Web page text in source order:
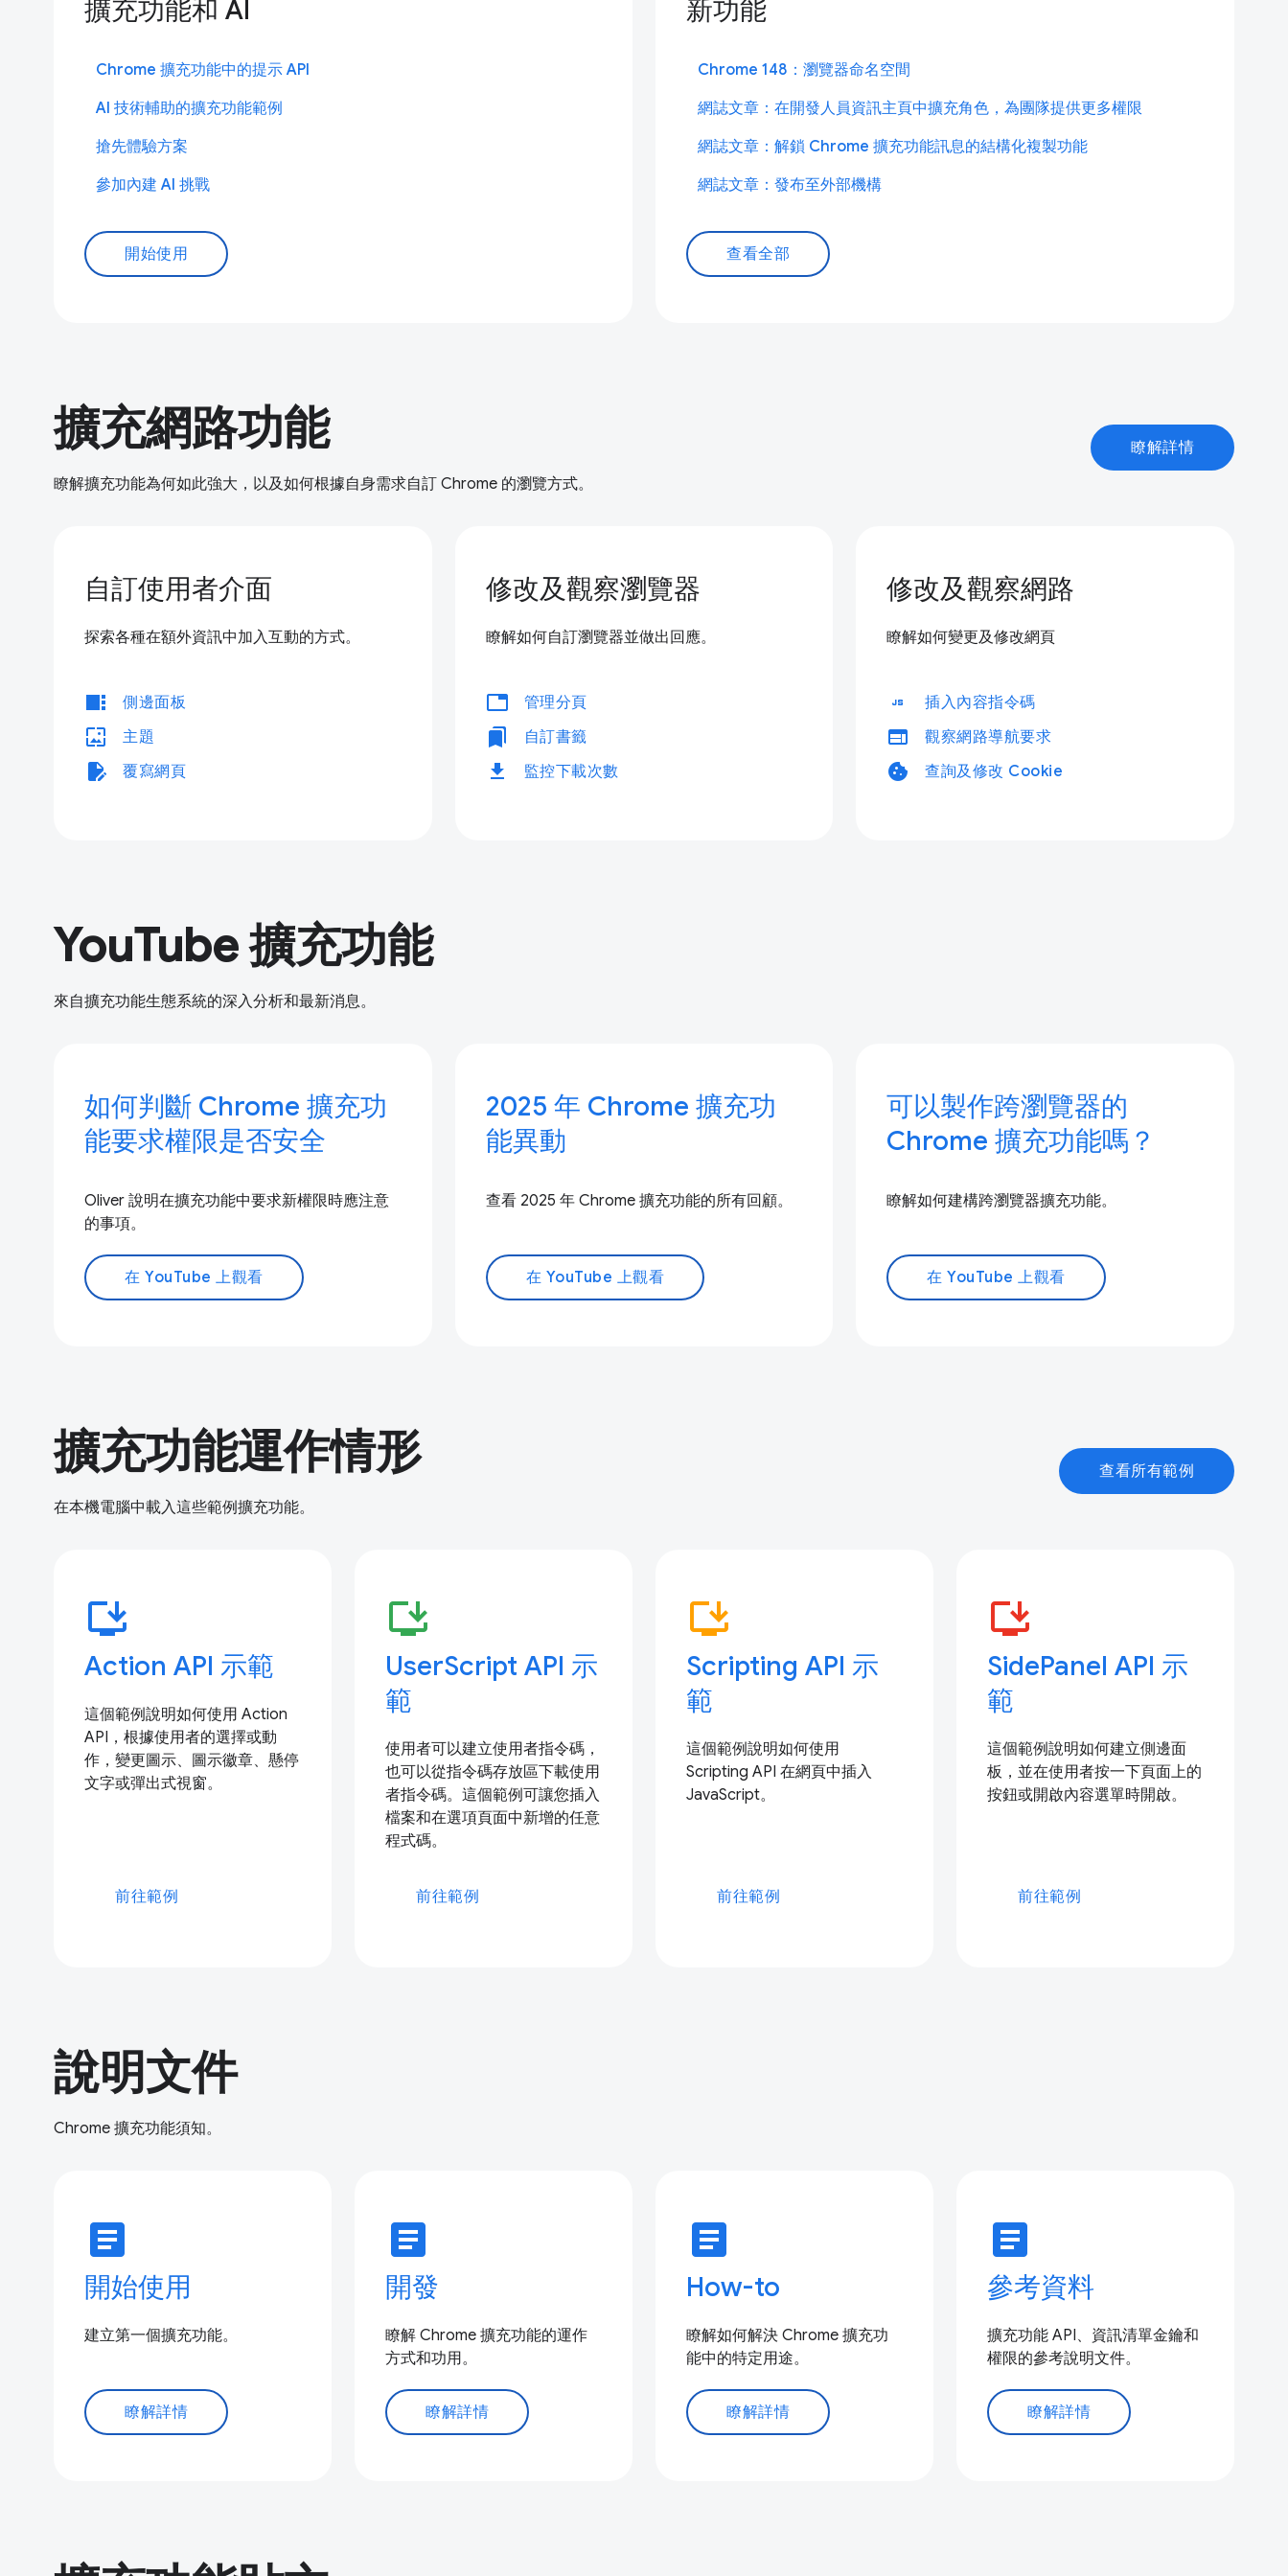
擴充功能和 AI
Chrome 擴充功能中的提示 API
AI 技術輔助的擴充功能範例
搶先體驗方案
參加內建 AI 挑戰
開始使用
新功能
Chrome 148：瀏覽器命名空間
網誌文章：在開發人員資訊主頁中擴充角色，為團隊提供更多權限
網誌文章：解鎖 Chrome 擴充功能訊息的結構化複製功能
網誌文章：發布至外部機構
查看全部
擴充網路功能
瞭解擴充功能為何如此強大，以及如何根據自身需求自訂 Chrome 的瀏覽方式。
瞭解詳情
自訂使用者介面
探索各種在額外資訊中加入互動的方式。
view_sidebar 側邊面板
wallpaper 主題
edit_document 覆寫網頁
修改及觀察瀏覽器
瞭解如何自訂瀏覽器並做出回應。
tabs管理分頁
bookmarks 自訂書籤
download 監控下載次數
修改及觀察網路
瞭解如何變更及修改網頁
javascript 插入內容指令碼
web 觀察網路導航要求
cookie 查詢及修改 Cookie
YouTube 擴充功能
來自擴充功能生態系統的深入分析和最新消息。
如何判斷 Chrome 擴充功
能要求權限是否安全
Oliver 說明在擴充功能中要求新權限時應注意
的事項。
在 YouTube 上觀看
2025 年 Chrome 擴充功
能異動
查看 2025 年 Chrome 擴充功能的所有回顧。
在 YouTube 上觀看
可以製作跨瀏覽器的
Chrome 擴充功能嗎？
瞭解如何建構跨瀏覽器擴充功能。
在 YouTube 上觀看
擴充功能運作情形
在本機電腦中載入這些範例擴充功能。
查看所有範例
install_desktop
Action API 示範
這個範例說明如何使用 Action
API，根據使用者的選擇或動
作，變更圖示、圖示徽章、懸停
文字或彈出式視窗。
前往範例
install_desktop
UserScript API 示
範
使用者可以建立使用者指令碼，
也可以從指令碼存放區下載使用
者指令碼。這個範例可讓您插入
檔案和在選項頁面中新增的任意
程式碼。
前往範例
install_desktop
Scripting API 示
範
這個範例說明如何使用
Scripting API 在網頁中插入
JavaScript。
前往範例
install_desktop
SidePanel API 示
範
這個範例說明如何建立側邊面
板，並在使用者按一下頁面上的
按鈕或開啟內容選單時開啟。
前往範例
說明文件
Chrome 擴充功能須知。
article
開始使用
建立第一個擴充功能。
瞭解詳情
article
開發
瞭解 Chrome 擴充功能的運作
方式和功用。
瞭解詳情
article
How-to
瞭解如何解決 Chrome 擴充功
能中的特定用途。
瞭解詳情
article
參考資料
擴充功能 API、資訊清單金鑰和
權限的參考說明文件。
瞭解詳情